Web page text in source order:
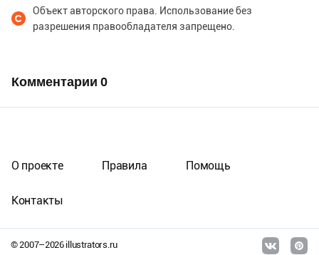
Объект авторского права. Использование без
разрешения правообладателя запрещено.
Комментарии 0
© 2007–2026illustrators.ru
О проекте Правила Помощь
Контакты